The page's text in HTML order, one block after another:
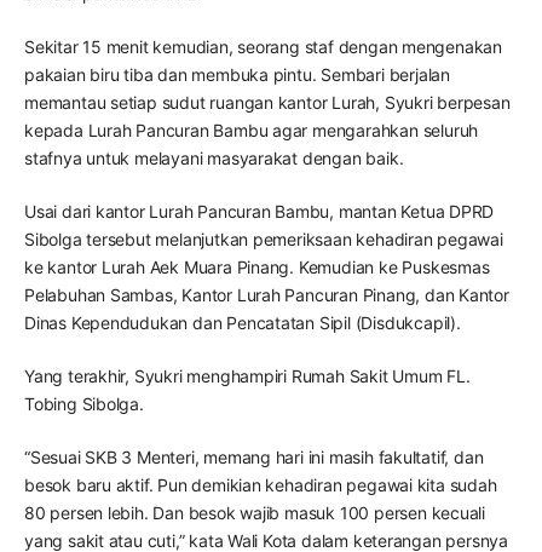
Sekitar 15 menit kemudian, seorang staf dengan mengenakan
pakaian biru tiba dan membuka pintu. Sembari berjalan
memantau setiap sudut ruangan kantor Lurah, Syukri berpesan
kepada Lurah Pancuran Bambu agar mengarahkan seluruh
stafnya untuk melayani masyarakat dengan baik.
Usai dari kantor Lurah Pancuran Bambu, mantan Ketua DPRD
Sibolga tersebut melanjutkan pemeriksaan kehadiran pegawai
ke kantor Lurah Aek Muara Pinang. Kemudian ke Puskesmas
Pelabuhan Sambas, Kantor Lurah Pancuran Pinang, dan Kantor
Dinas Kependudukan dan Pencatatan Sipil (Disdukcapil).
Yang terakhir, Syukri menghampiri Rumah Sakit Umum FL.
Tobing Sibolga.
“Sesuai SKB 3 Menteri, memang hari ini masih fakultatif, dan
besok baru aktif. Pun demikian kehadiran pegawai kita sudah
80 persen lebih. Dan besok wajib masuk 100 persen kecuali
yang sakit atau cuti,” kata Wali Kota dalam keterangan persnya